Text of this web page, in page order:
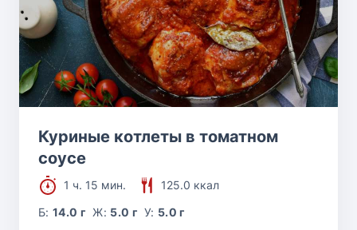
Куриные котлеты в томатном
соусе
1 ч. 15 мин.
125.0 ккал
Б:14.0 г Ж: 5.0 г У: 5.0 г